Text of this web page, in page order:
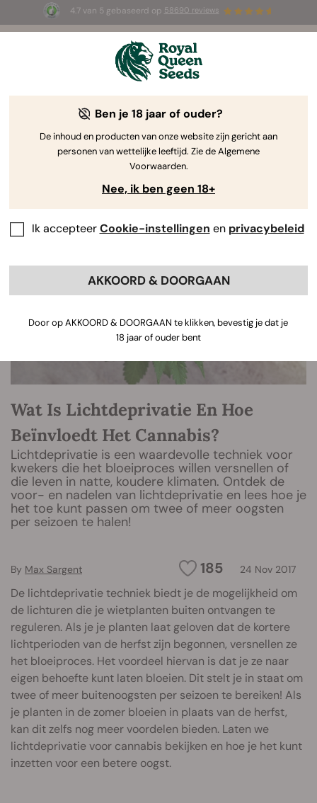
4.7 van 5 gebaseerd op 58690 reviews
3 White Widow Auto zaadjesGRATIS voor de
The RQS Blog
Cannabis Lifestyle Blogs
Wat Is Lichtdeprivatie En Hoe
Beïnvloedt Het Cannabis?
Lichtdeprivatie is een waardevolle techniek voor
kwekers die het bloeiproces willen versnellen of
die leven in natte, koudere klimaten. Ontdek de
voor- en nadelen van lichtdeprivatie en lees hoe je
het toe kunt passen om twee of meer oogsten
per seizoen te halen!
185 24 Nov 2017
By Max Sargent
De lichtdeprivatie techniek biedt je de mogelijkheid om
de lichturen die je wietplanten buiten ontvangen te
reguleren. Als je je planten laat geloven dat de kortere
lichtperioden van de herfst zijn begonnen, versnellen ze
het bloeiproces. Het voordeel hiervan is dat je ze naar
eigen behoefte kunt laten bloeien. Dit stelt je in staat om
twee of meer buitenoogsten per seizoen te bereiken! Als
je planten in de zomer bloeien in plaats van de herfst,
kan dit zelfs nog meer voordelen bieden. Laten we
lichtdeprivatie voor cannabis bekijken en hoe je het kunt
inzetten voor een betere oogst.
Ben je 18 jaar of ouder?
De inhoud en producten van onze website zijn gericht aan
personen van wettelijke leeftijd. Zie de Algemene
Voorwaarden.
Nee, ik ben geen 18+
Ik accepteerCookie-instellingen en privacybeleid
AKKOORD & DOORGAAN
Door op AKKOORD & DOORGAAN te klikken, bevestig je dat je
18 jaar of ouder bent